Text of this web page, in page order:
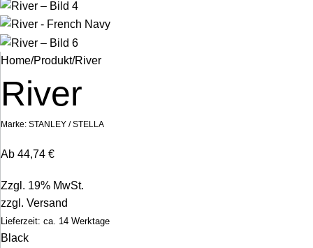
Home Produkt River
River
Marke: STANLEY / STELLA
Ab 44,74 €
Zzgl. 19% MwSt.
zzgl. Versand
Lieferzeit: ca. 14 Werktage
Black